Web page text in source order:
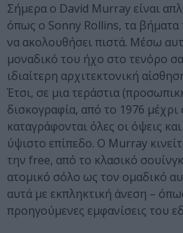
Σήμερα ο David Murray είναι
όπως ο Sonny Rollins, τα βήματα
να ακολουθήσει πιστά. Μέσω
μοναδικό του ήχο στο τενόρο
ιδιαίτερη αρχιτεκτονική
Έτσι, σε μια τεράστια
δισκογραφία, από το 1976 μέχρι
καταγράφονται όλες οι όψεις
ύψιστο επίπεδο. Ο Murray
την free, από το κλασικό
ατομικό σόλο ως τον ομαδικό
αυτά με εκπληκτική άνεση –
προηγούμενες εμφανίσεις του